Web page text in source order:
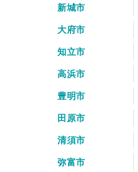
新城市
大府市
知立市
高浜市
豊明市
田原市
清須市
弥富市